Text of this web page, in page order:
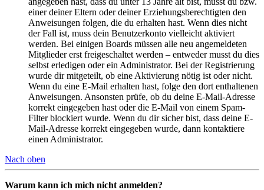
einer deiner Eltern oder deiner Erziehungsberechtigten den
Anweisungen folgen, die du erhalten hast. Wenn dies nicht
der Fall ist, muss dein Benutzerkonto vielleicht aktiviert
werden. Bei einigen Boards müssen alle neu angemeldeten
Mitglieder erst freigeschaltet werden – entweder musst du dies
selbst erledigen oder ein Administrator. Bei der Registrierung
wurde dir mitgeteilt, ob eine Aktivierung nötig ist oder nicht.
Wenn du eine E-Mail erhalten hast, folge den dort enthaltenen
Anweisungen. Ansonsten prüfe, ob du deine E-Mail-Adresse
korrekt eingegeben hast oder die E-Mail von einem Spam-
Filter blockiert wurde. Wenn du dir sicher bist, dass deine E-
Mail-Adresse korrekt eingegeben wurde, dann kontaktiere
einen Administrator.
Nach oben
Warum kann ich mich nicht anmelden?